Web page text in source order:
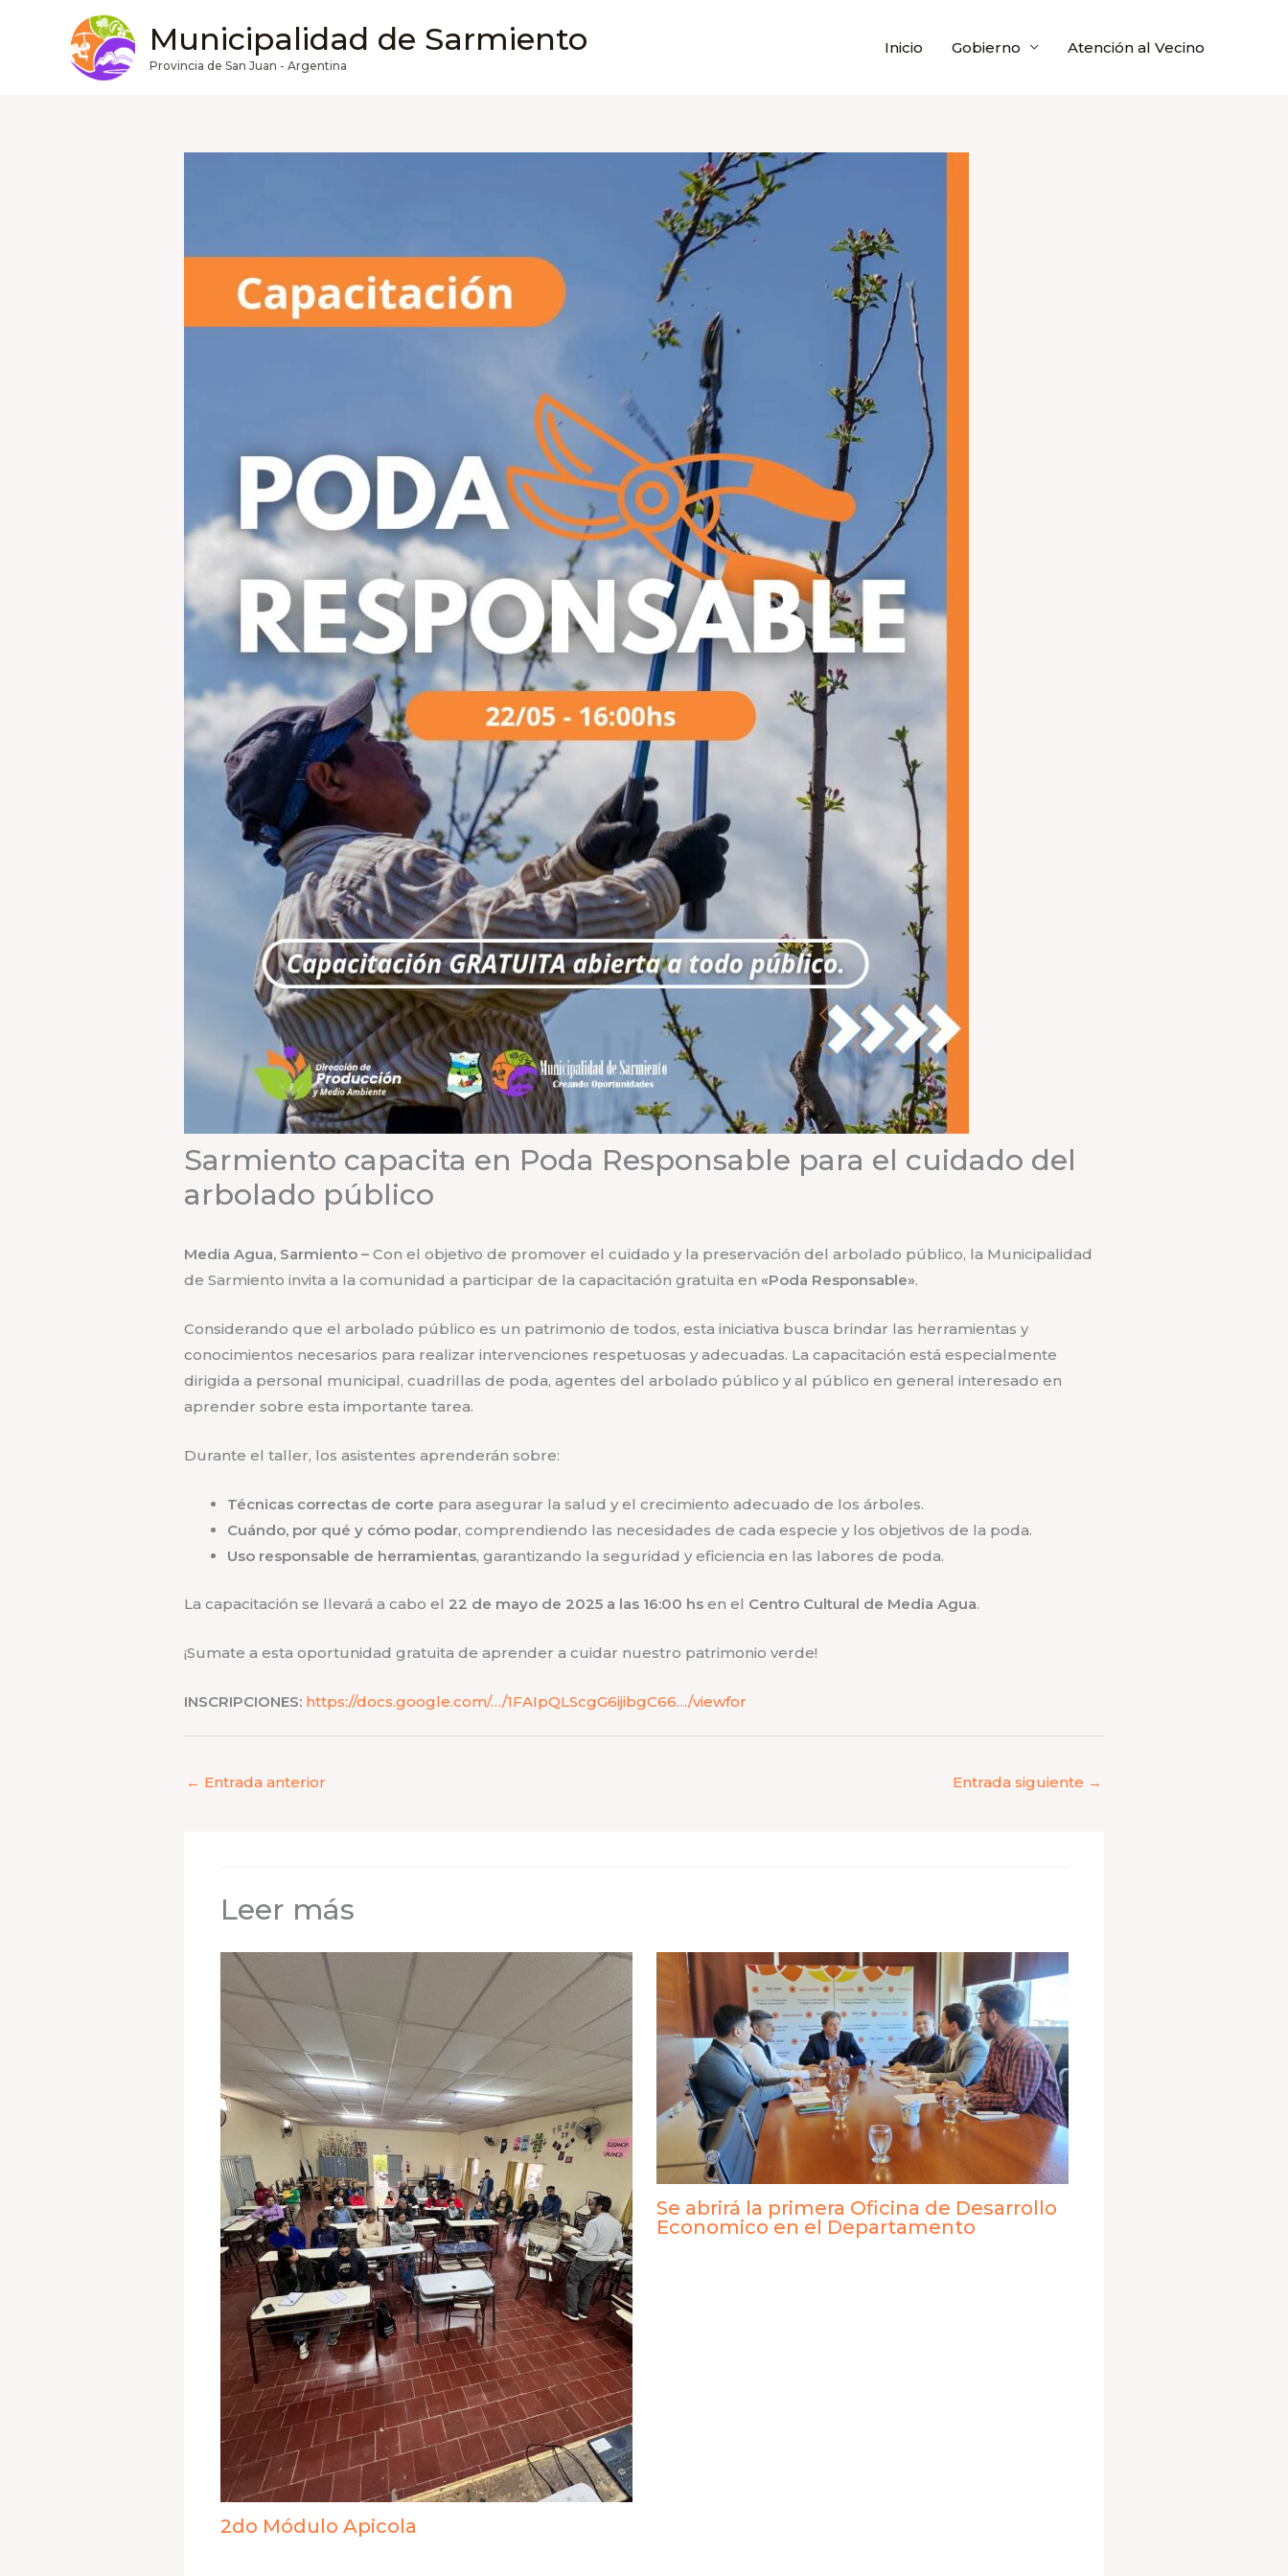
contenido
Municipalidad de Sarmiento
Provincia de San Juan - Argentina
Inicio Gobierno Atención al Vecino
Sarmiento capacita en Poda Responsable para el cuidado del
arbolado público
Media Agua, Sarmiento – Con el objetivo de promover el cuidado y la preservación del arbolado público, la Municipalidad
de Sarmiento invita a la comunidad a participar de la capacitación gratuita en «Poda Responsable».
Considerando que el arbolado público es un patrimonio de todos, esta iniciativa busca brindar las herramientas y
conocimientos necesarios para realizar intervenciones respetuosas y adecuadas. La capacitación está especialmente
dirigida a personal municipal, cuadrillas de poda, agentes del arbolado público y al público en general interesado en
aprender sobre esta importante tarea.
Durante el taller, los asistentes aprenderán sobre:
Técnicas correctas de corte para asegurar la salud y el crecimiento adecuado de los árboles.
Cuándo, por qué y cómo podar, comprendiendo las necesidades de cada especie y los objetivos de la poda.
Uso responsable de herramientas, garantizando la seguridad y eficiencia en las labores de poda.
La capacitación se llevará a cabo el 22 de mayo de 2025 a las 16:00 hs en el Centro Cultural de Media Agua.
¡Sumate a esta oportunidad gratuita de aprender a cuidar nuestro patrimonio verde!
INSCRIPCIONES: https://docs.google.com/…/1FAIpQLScgG6ijibgC66…/viewfor
← Entrada anterior Entrada siguiente →
Leer más
2do Módulo Apicola
Se abrirá la primera Oficina de Desarrollo
Economico en el Departamento